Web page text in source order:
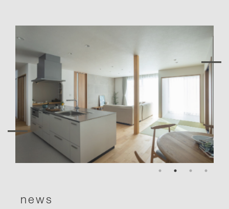
―
―
news